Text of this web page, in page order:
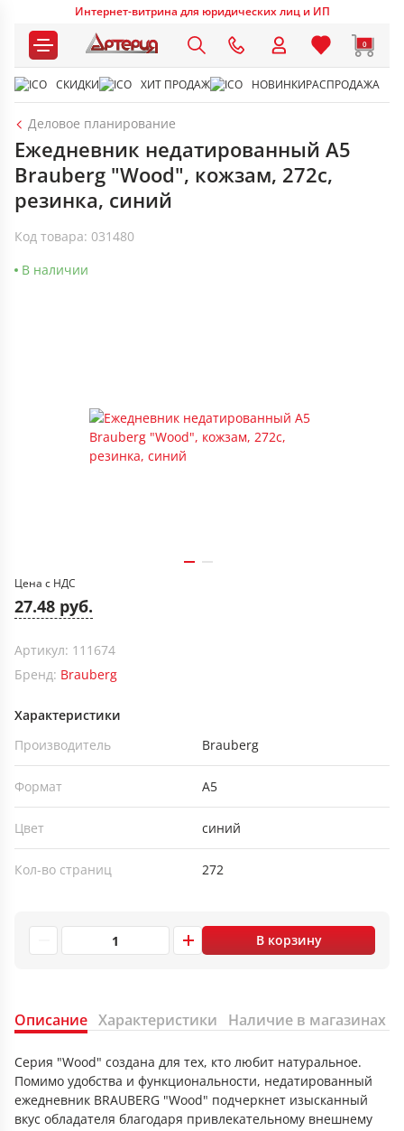
Интернет-витрина для юридических лиц и ИП
0
СКИДКИ ХИТ ПРОДАЖ НОВИНКИРАСПРОДАЖА
Деловое планирование
Ежедневник недатированный А5
Brauberg "Wood", кожзам, 272с,
резинка, синий
Код товара: 031480
В наличии
Цена с НДС
27.48 руб.
Артикул: 111674
Бренд: Brauberg
Характеристики
Производитель
Brauberg
Формат А5
Цвет синий
Кол-во страниц 272
В корзину
Описание Характеристики Наличие в магазинах
Серия "Wood" создана для тех, кто любит натуральное.
Помимо удобства и функциональности, недатированный
ежедневник BRAUBERG "Wood" подчеркнет изысканный
вкус обладателя благодаря привлекательному внешнему